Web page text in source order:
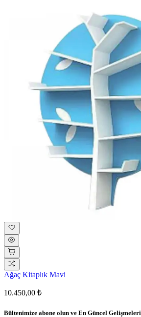
Ağaç Kitaplık Mavi
10.450,00 ₺
Bültenimize abone olun ve En Güncel Gelişmeleri